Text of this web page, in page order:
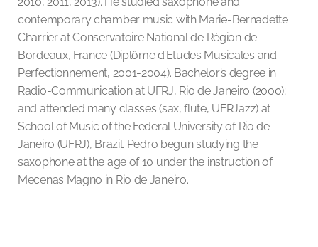
contemporary chamber music with Marie-Bernadette
Charrier at Conservatoire National de Région de
Bordeaux, France (Diplôme d’Etudes Musicales and
Perfectionnement, 2001-2004). Bachelor’s degree in
Radio-Communication at UFRJ, Rio de Janeiro (2000);
and attended many classes (sax, flute, UFRJazz) at
School of Music of the Federal University of Rio de
Janeiro (UFRJ), Brazil. Pedro begun studying the
saxophone at the age of 10 under the instruction of
Mecenas Magno in Rio de Janeiro.